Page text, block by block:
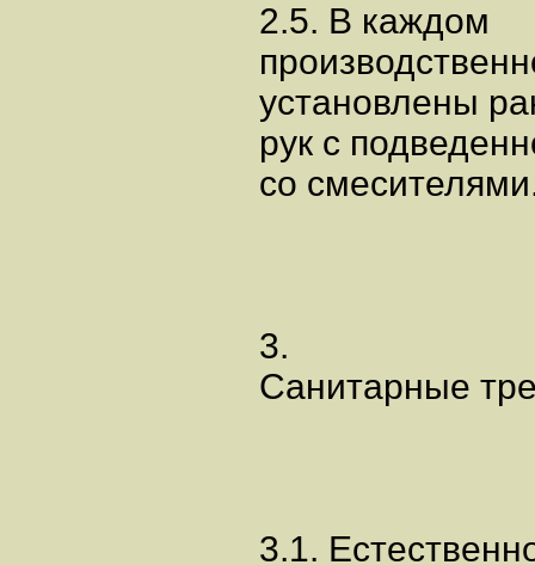
2.5. В каждом
установлены
рук с
со
3.
Санитарные
3.1.